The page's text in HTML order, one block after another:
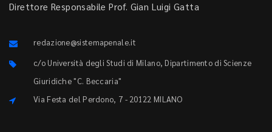
Direttore Responsabile Prof. Gian Luigi Gatta
redazione@sistemapenale.it
c/o Università degli Studi di Milano, Dipartimento di Scienze
Giuridiche "C. Beccaria"
Via Festa del Perdono, 7 - 20122 MILANO